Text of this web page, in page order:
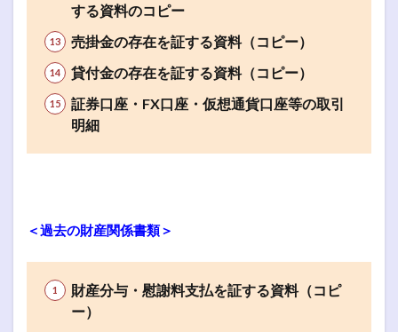
する資料のコピー
売掛金の存在を証する資料（コピー）
貸付金の存在を証する資料（コピー）
証券口座・FX口座・仮想通貨口座等の取引
明細
＜過去の財産関係書類＞
財産分与・慰謝料支払を証する資料（コピ
ー）